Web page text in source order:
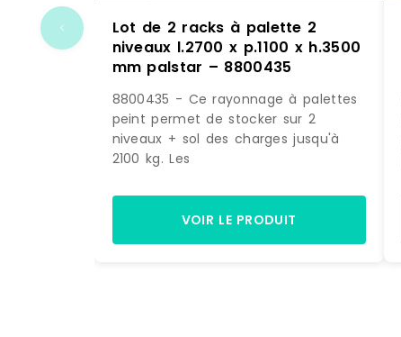
Lot de 2 racks à palette 2
niveaux l.2700 x p.1100 x h.3500
mm palstar – 8800435
8800435 - Ce rayonnage à palettes
peint permet de stocker sur 2
niveaux + sol des charges jusqu'à
2100 kg. Les
VOIR LE PRODUIT